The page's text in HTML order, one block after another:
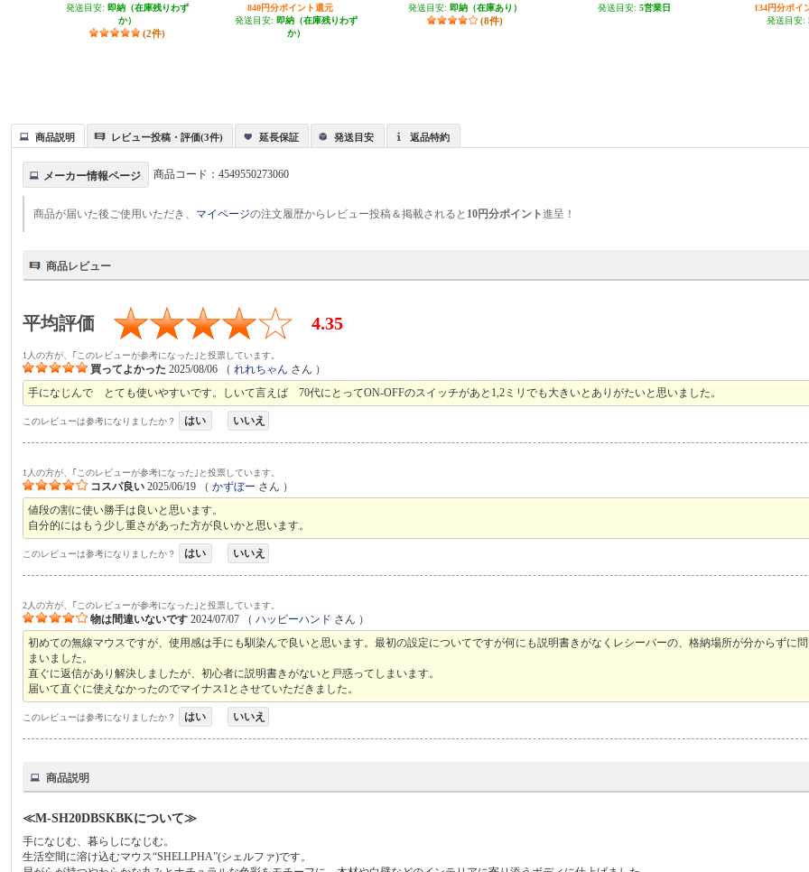
発送目安: 即納（在庫残りわず
か）
(2件)
840円分ポイント還元
発送目安: 即納（在庫残りわず
か）
発送目安: 即納（在庫あり）
(8件)
発送目安: 5営業日
134円分ポイ
発送目安:
商品説明 レビュー投稿・評価(3件) 延長保証 発送目安 返品特約
メーカー情報ページ 商品コード：4549550273060
商品が届いた後ご使用いただき、 マイページの注文履歴からレビュー投稿＆掲載されると 10円分ポイント進呈！
商品レビュー
平均評価 4.35
1人の方が、｢このレビューが参考になった｣と投票しています。
買ってよかった 2025/08/06 （れれちゃん さん ）
手になじんで とても使いやすいです。しいて言えば 70代にとってON-OFFのスイッチがあと1,2ミリでも大きいとありがたいと思いました。
このレビューは参考になりましたか？ はい いいえ
1人の方が、｢このレビューが参考になった｣と投票しています。
コスパ良い 2025/06/19 （かずぼー さん ）
値段の割に使い勝手は良いと思います。
自分的にはもう少し重さがあった方が良いかと思います。
このレビューは参考になりましたか？ はい いいえ
2人の方が、｢このレビューが参考になった｣と投票しています。
物は間違いないです 2024/07/07 （ハッピーハンド さん ）
初めての無線マウスですが、使用感は手にも馴染んで良いと思います。最初の設定についてですが何にも説明書きがなくレシーバーの、格納場所が分からずに
まいました。
直ぐに返信があり解決しましたが、初心者に説明書きがないと戸惑ってしまいます。
届いて直ぐに使えなかったのでマイナス1とさせていただきました。
このレビューは参考になりましたか？ はい いいえ
商品説明
≪M-SH20DBSKBKについて≫
手になじむ、暮らしになじむ。
生活空間に溶け込むマウス“SHELLPHA”(シェルファ)です。